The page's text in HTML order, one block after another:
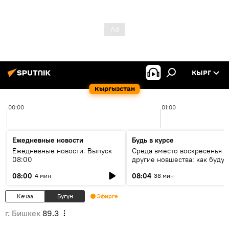
Кыргызстан
КЫРГ
00:00 01:00
Ежедневные новости
Ежедневные новости. Выпуск
08:00
08:00 4 мин
Будь в курсе
Среда вместо воскресенья и
другие новшества: как будут
08:04 38 мин
Кечээ Бүгүн Эфирге
г. Бишкек 89.3